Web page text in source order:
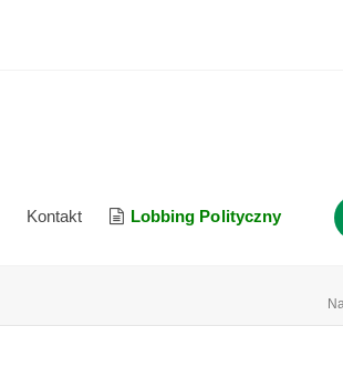
Kontakt Lobbing Polityczny